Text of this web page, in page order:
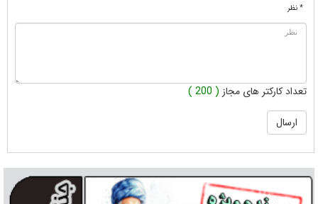
* نظر
تعداد کارکتر های مجاز ( 200 )